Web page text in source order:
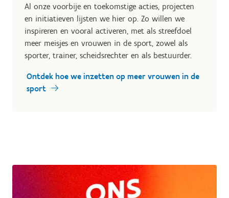
Al onze voorbije en toekomstige acties, projecten
en initiatieven lijsten we hier op. Zo willen we
inspireren en vooral activeren, met als streefdoel
meer meisjes en vrouwen in de sport, zowel als
sporter, trainer, scheidsrechter en als bestuurder.
Ontdek hoe we inzetten op meer vrouwen in de
sport